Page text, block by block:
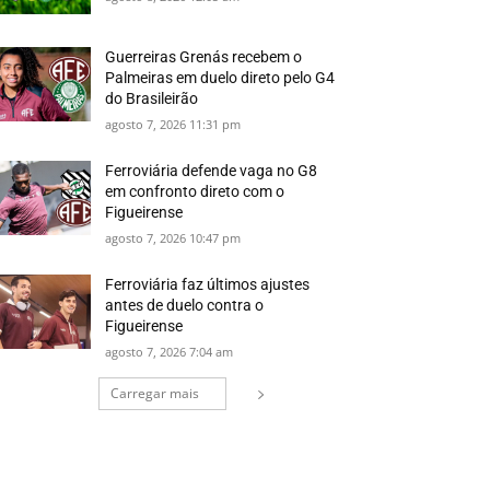
Guerreiras Grenás recebem o
Palmeiras em duelo direto pelo G4
do Brasileirão
agosto 7, 2026 11:31 pm
Ferroviária defende vaga no G8
em confronto direto com o
Figueirense
agosto 7, 2026 10:47 pm
Ferroviária faz últimos ajustes
antes de duelo contra o
Figueirense
agosto 7, 2026 7:04 am
Carregar mais